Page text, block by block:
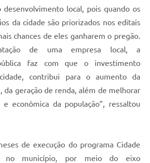
desenvolvimento local, pois quando os
da cidade são priorizados nos editais
chances de eles ganharem o pregão.
de uma empresa local, a
faz com que o investimento
contribui para o aumento da
da geração de renda, além de melhorar
e econômica da população”, ressaltou
de execução do programa Cidade
no município, por meio do eixo